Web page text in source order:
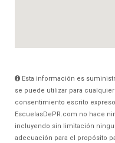
Esta información es
se puede utilizar para
consentimiento escrito
EscuelasDePR.com no hace
incluyendo sin limitación
adecuación para el propósito